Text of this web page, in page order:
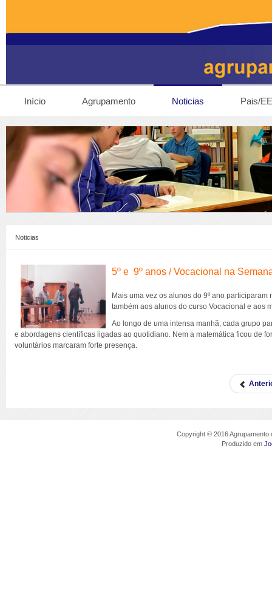
Início Agrupamento Noticias Pais/EE
Noticias
5º e 9º anos / Vocacional na
Mais uma vez os alunos do 9º ano
também aos alunos do curso Vocacional e aos
Ao longo de uma intensa manhã, cada grupo
e abordagens científicas ligadas ao quotidiano. Nem a matemática ficou de
voluntários marcaram forte presença.
Copyright © 2016
Produzido em